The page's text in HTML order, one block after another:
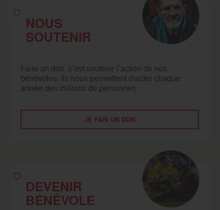
NOUS
SOUTENIR
Faire un don, c’est soutenir l’action de nos
bénévoles. Ils nous permettent d'aider chaque
année des millions de personnes.
JE FAIS UN DON
DEVENIR
BÉNÉVOLE